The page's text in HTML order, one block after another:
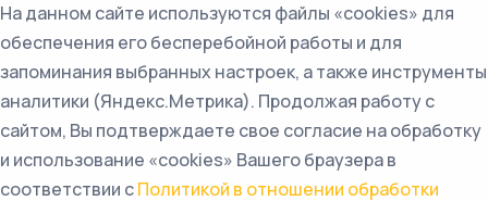
На данном сайте используются файлы «cookies» для
обеспечения его бесперебойной работы и для
запоминания выбранных настроек, а также инструменты
аналитики (Яндекс.Метрика). Продолжая работу с
сайтом, Вы подтверждаете свое согласие на обработку
и использование «cookies» Вашего браузера в
соответствии сПолитикой в отношении обработки